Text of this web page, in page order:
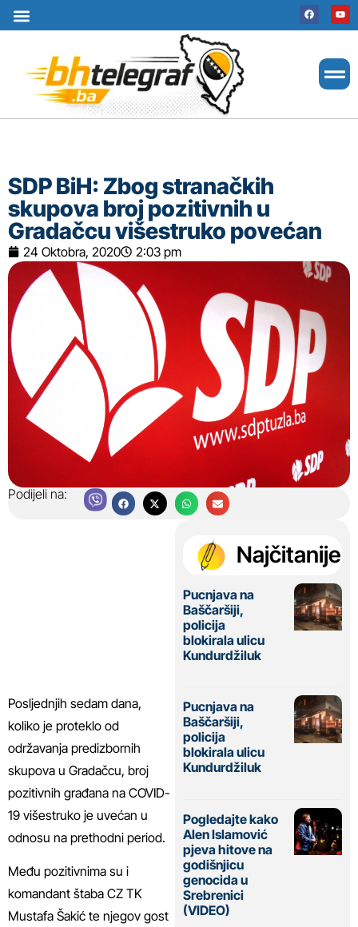
SDP BiH: Zbog stranačkih
skupova broj pozitivnih u
Gradačcu višestruko povećan
24 Oktobra, 2020 2:03 pm
Podijeli na:
Posljednjih sedam dana,
koliko je proteklo od
održavanja predizbornih
skupova u Gradačcu, broj
pozitivnih građana na COVID-
19 višestruko je uvećan u
odnosu na prethodni period.
Među pozitivnima su i
komandant štaba CZ TK
Mustafa Šakić te njegov gost
Najčitanije
Pucnjava na
Baščaršiji,
policija
blokirala ulicu
Kundurdžiluk
Pucnjava na
Baščaršiji,
policija
blokirala ulicu
Kundurdžiluk
Pogledajte kako
Alen Islamović
pjeva hitove na
godišnjicu
genocida u
Srebrenici
(VIDEO)